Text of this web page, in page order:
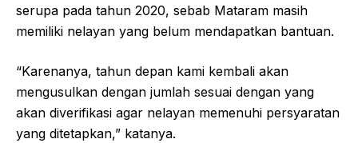
serupa pada tahun 2020, sebab Mataram masih
memiliki nelayan yang belum mendapatkan bantuan.
“Karenanya, tahun depan kami kembali akan
mengusulkan dengan jumlah sesuai dengan yang
akan diverifikasi agar nelayan memenuhi persyaratan
yang ditetapkan,” katanya.